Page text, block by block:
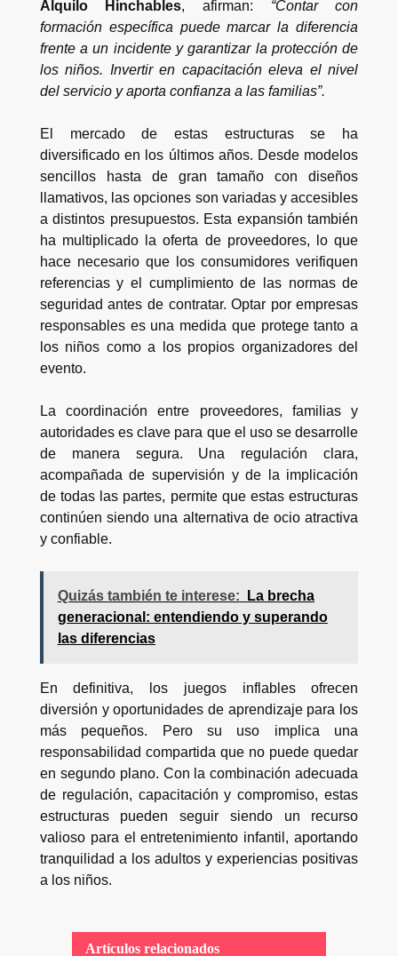
Alquilo Hinchables, afirman: “Contar con
formación específica puede marcar la diferencia
frente a un incidente y garantizar la protección de
los niños. Invertir en capacitación eleva el nivel
del servicio y aporta confianza a las familias”.
El mercado de estas estructuras se ha
diversificado en los últimos años. Desde modelos
sencillos hasta de gran tamaño con diseños
llamativos, las opciones son variadas y accesibles
a distintos presupuestos. Esta expansión también
ha multiplicado la oferta de proveedores, lo que
hace necesario que los consumidores verifiquen
referencias y el cumplimiento de las normas de
seguridad antes de contratar. Optar por empresas
responsables es una medida que protege tanto a
los niños como a los propios organizadores del
evento.
La coordinación entre proveedores, familias y
autoridades es clave para que el uso se desarrolle
de manera segura. Una regulación clara,
acompañada de supervisión y de la implicación
de todas las partes, permite que estas estructuras
continúen siendo una alternativa de ocio atractiva
y confiable.
Quizás también te interese:
La brecha
generacional: entendiendo y superando
las diferencias
En definitiva, los juegos inflables ofrecen
diversión y oportunidades de aprendizaje para los
más pequeños. Pero su uso implica una
responsabilidad compartida que no puede quedar
en segundo plano. Con la combinación adecuada
de regulación, capacitación y compromiso, estas
estructuras pueden seguir siendo un recurso
valioso para el entretenimiento infantil, aportando
tranquilidad a los adultos y experiencias positivas
a los niños.
Artículos relacionados